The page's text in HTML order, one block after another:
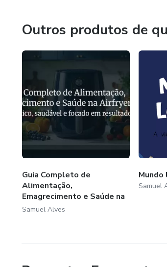
E é pra isso que os produtores
E-book ou uma vídeo aula ou uma aula
Outros produtos de
Guia Completo de
Alimentação,
Emagrecimento e Saúde na
Airf...
Samuel Alves
Samuel